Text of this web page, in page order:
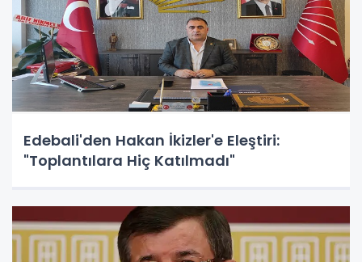
Edebali'den Hakan İkizler'e Eleştiri:
"Toplantılara Hiç Katılmadı"